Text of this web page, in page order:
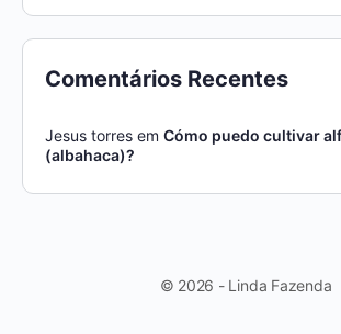
Comentários Recentes
Jesus torres em Cómo puedo cultivar
(albahaca)?
© 2026 - Linda Fazenda